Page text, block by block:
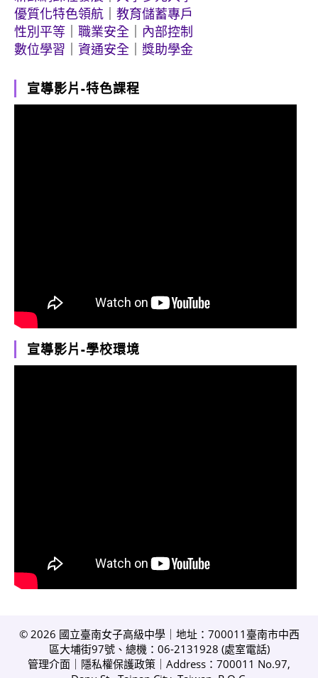
優質化特色領航
教育儲蓄專戶
性別平等
職業安全
內部控制
數位學習
資通安全 獎助學金
宣導影片-特色課程
宣導影片-學校環境
© 2026 國立臺南女子高級中學｜地址：700011臺南市中西
區大埔街97號、總機：06-2131928 (處室電話)
管理介面
隱私權保護政策 ｜Address：700011 No.97,